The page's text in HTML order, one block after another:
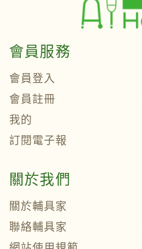
會員服務
會員登入
會員註冊
我的
訂閱電子報
關於我們
關於輔具家
聯絡輔具家